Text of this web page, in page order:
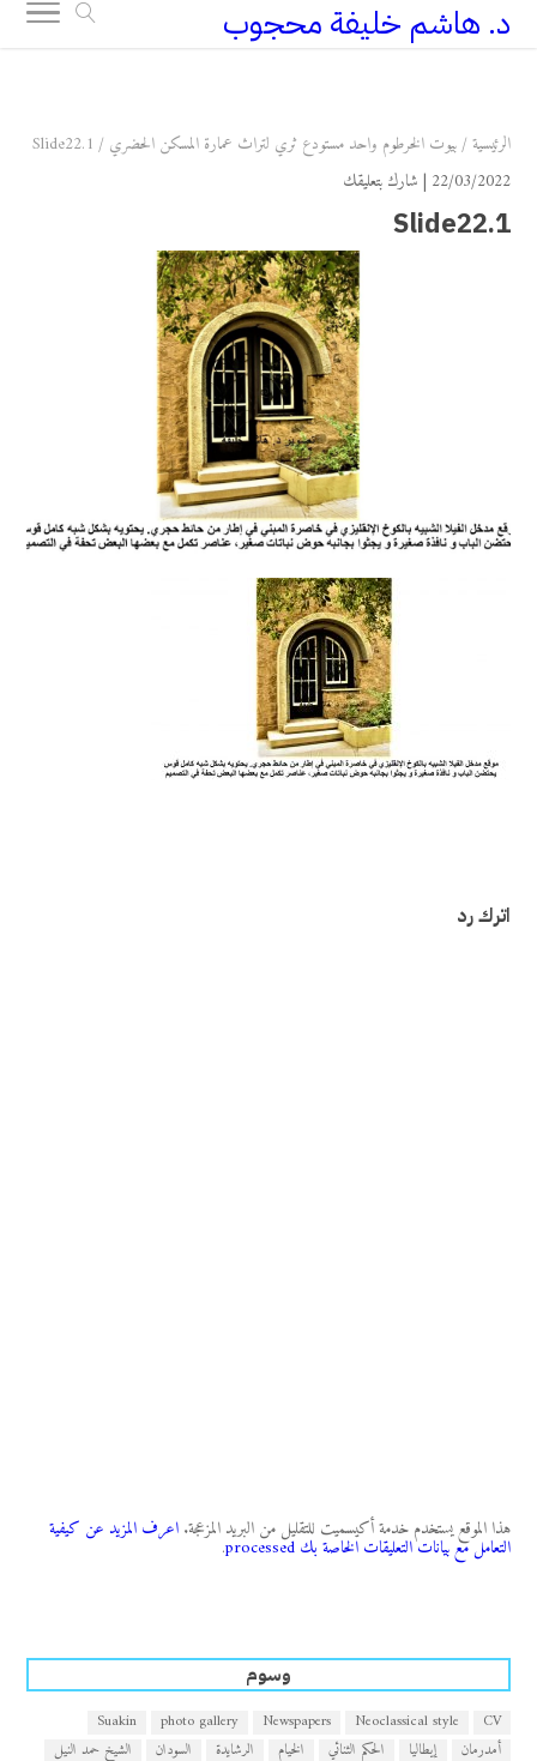
د. هاشم خليفة محجوب
الرئيسية /بيوت الخرطوم واحد مستودع ثري لتراث عمارة المسكن الحضري /
Slide22.1
22/03/2022 | شارك بتعليقك
Slide22.1
اترك رد
هذا الموقع يستخدم خدمة أكيسميت للتقليل من البريد المزعجة. اعرف المزيد عن كيفية
التعامل مع بيانات التعليقات الخاصة بك processed .
وسوم
CV
Neoclassical style
Newspapers
photo gallery
Suakin
أمدرمان
إيطاليا الحكم الثنائي الخيام الرشايدة السودان
الشيخ حمد النيل